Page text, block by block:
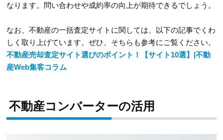
なります。問い合わせや成約率の向上が期待できるでしょう。
なお、不動産の一括査定サイトに関しては、以下の記事でくわ
しく取り上げています。ぜひ、そちらも参考にご覧ください。
不動産売却査定サイト選びのポイント！【サイト10選】|不動
産Web集客コラム
不動産コンバーターの活用